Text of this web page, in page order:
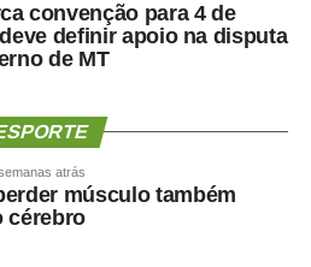
convenção para 4 de
definir apoio na disputa
de MT
atrás
músculo também
cérebro